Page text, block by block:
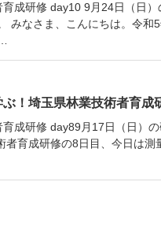
成研修 day10 9月24日（日
みなさま、こんにちは。令
！埼玉県林業技術者育成
成研修 day89月17日（日）
者育成研修の8日目、今日は